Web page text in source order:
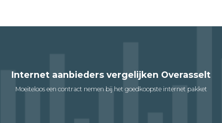
Internet aanbieders vergelijken Overasselt
Moeiteloos een contract nemen bij het goedkoopste internet pakket